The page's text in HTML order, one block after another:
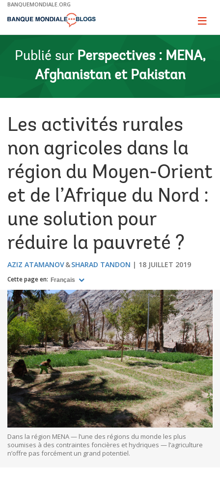
Skip
Main
BANQUEMONDIALE.ORG
Page
Publié sur Perspectives : MENA,
Afghanistan et Pakistan
Les activités rurales
non agricoles dans la
région du Moyen-Orient
et de l’Afrique du Nord :
une solution pour
réduire la pauvreté ?
AZIZ ATAMANOV SHARAD TANDON 18 JUILLET 2019
Cette page en: Français
Dans la région MENA — l’une des régions du monde les plus
soumises à des contraintes foncières et hydriques — l’agriculture
n’offre pas forcément un grand potentiel.